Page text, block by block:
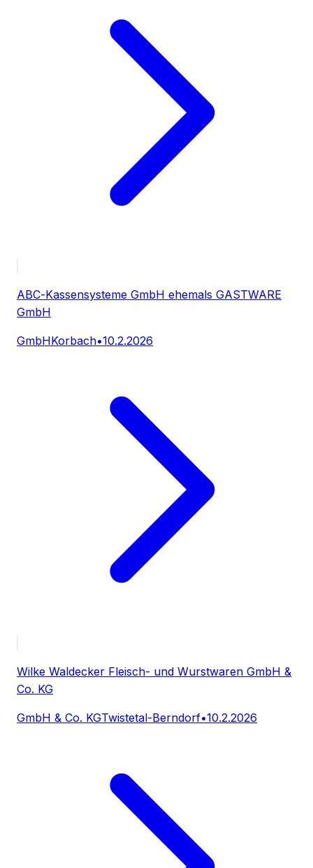
ABC-Kassensysteme GmbH ehemals GASTWARE
GmbH
GmbHKorbach•10.2.2026
Wilke Waldecker Fleisch- und Wurstwaren GmbH &
Co. KG
GmbH & Co. KGTwistetal-Berndorf•10.2.2026